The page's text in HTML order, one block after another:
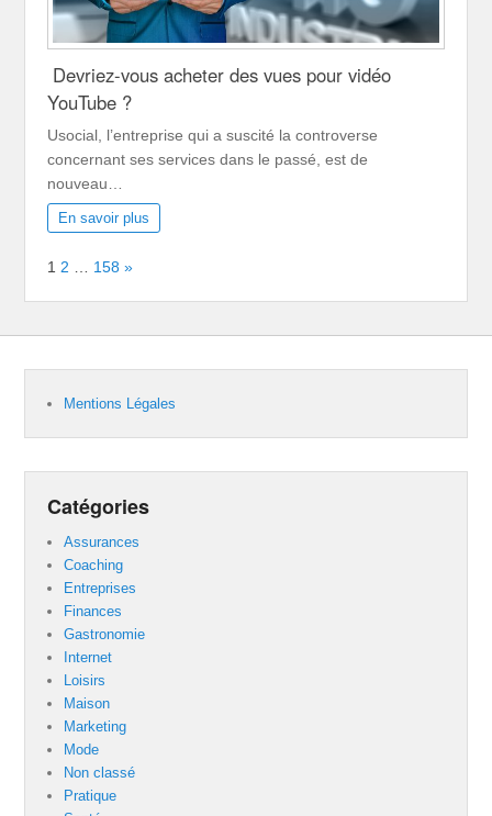
Devriez-vous acheter des vues pour vidéo
YouTube ?
Usocial, l’entreprise qui a suscité la controverse
concernant ses services dans le passé, est de
nouveau…
En savoir plus
Page:
1 2 158 Next
»
Mentions Légales
Catégories
Assurances
Coaching
Entreprises
Finances
Gastronomie
Internet
Loisirs
Maison
Marketing
Mode
Non classé
Pratique